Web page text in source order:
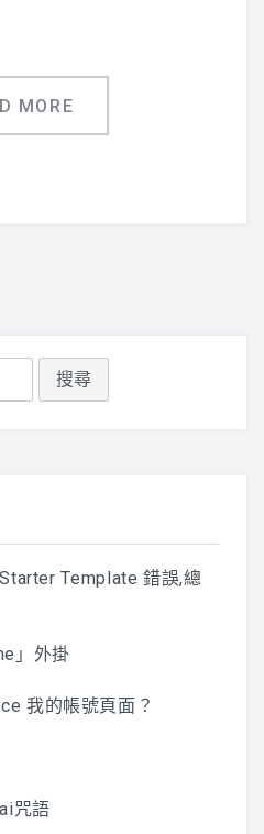
MORE
Template 錯誤,總
」外掛
我的帳號頁面？
咒語